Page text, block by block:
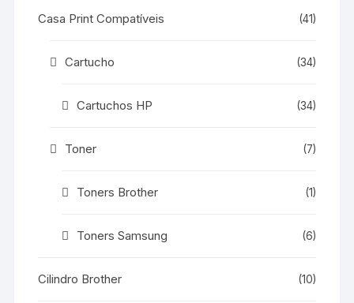
Casa Print Compatíveis (41)
Cartucho (34)
Cartuchos HP (34)
Toner (7)
Toners Brother (1)
Toners Samsung (6)
Cilindro Brother (10)